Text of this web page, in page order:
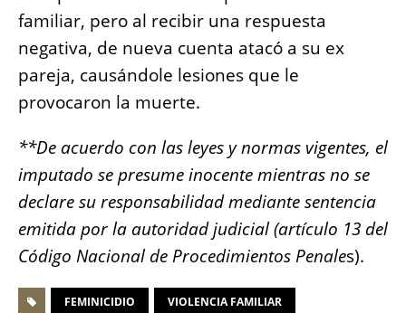
familiar, pero al recibir una respuesta
negativa, de nueva cuenta atacó a su ex
pareja, causándole lesiones que le
provocaron la muerte.
**De acuerdo con las leyes y normas vigentes, el
imputado se presume inocente mientras no se
declare su responsabilidad mediante sentencia
emitida por la autoridad judicial (artículo 13 del
Código Nacional de Procedimientos Penales).
FEMINICIDIO VIOLENCIA FAMILIAR